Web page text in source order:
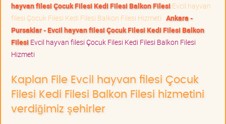
hayvan filesi Çocuk Filesi Kedi Filesi Balkon Filesi Evcil hayvan
filesi Çocuk Filesi Kedi Filesi Balkon Filesi Hizmeti Ankara -
Pursaklar - Evcil hayvan filesi Çocuk Filesi Kedi Filesi Balkon
Filesi Evcil hayvan filesi Çocuk Filesi Kedi Filesi Balkon Filesi
Hizmeti
Kaplan File Evcil hayvan filesi Çocuk
Filesi Kedi Filesi Balkon Filesi hizmetini
verdiğimiz şehirler